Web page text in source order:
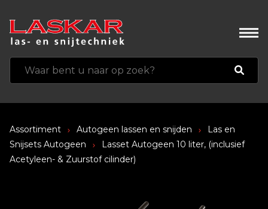
Assortiment Autogeen lassen en snijden
Las en
Snijsets Autogeen
Lasset Autogeen 10 liter, (inclusief
Acetyleen- & Zuurstof cilinder)